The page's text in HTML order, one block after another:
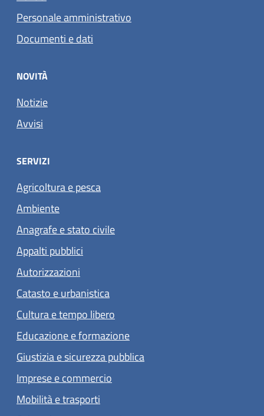
Personale amministrativo
Documenti e dati
NOVITÀ
Notizie
Avvisi
SERVIZI
Agricoltura e pesca
Ambiente
Anagrafe e stato civile
Appalti pubblici
Autorizzazioni
Catasto e urbanistica
Cultura e tempo libero
Educazione e formazione
Giustizia e sicurezza pubblica
Imprese e commercio
Mobilità e trasporti